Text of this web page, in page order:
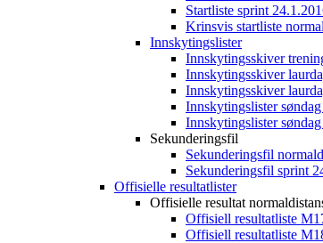
Startliste sprint
Krinsvis startliste
Innskytingslister
Innskytingsskiver
Innskytingsskiver
Innskytingsskiver
Innskytingslister
Innskytingslister
Sekunderingsfil
Sekunderingsfil
Sekunderingsfil sprint
Offisielle resultatlister
Offisielle resultat
Offisiell resultatliste
Offisiell resultatliste